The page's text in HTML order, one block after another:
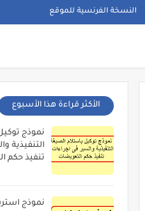
النسخة الفرنسية للموقع
الأكثر قراءة هذا الأسبوع
نموذج
التنفيذية
تنفيذ حكم
نموذج